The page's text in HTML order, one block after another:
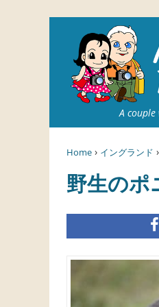
A
Home › イングランド ›
野生の